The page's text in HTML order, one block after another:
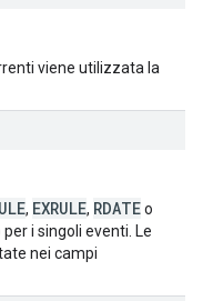
viene utilizzata la
, EXRULE, RDATEo
i singoli eventi. Le
nei campi